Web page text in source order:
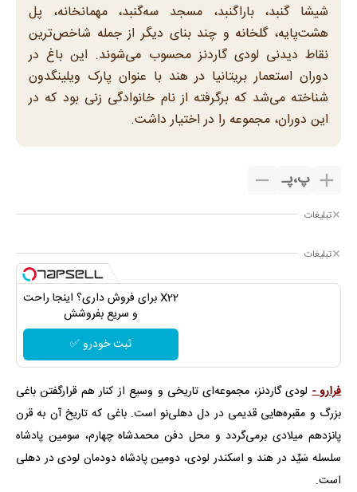
شیشا گنبد، باراگنبد، مسجد سه‌گنبد، مهمانخانه، پل
هشت‌پایه، گلخانه و چند بنای دیگر از جمله شاخص‌ترین
نقاط دیدنی لودی گاردنز محسوب می‌شوند. این باغ در
دوران استعمار بریتانیا در هند با عنوان پارک ویلینگدون
شناخته می‌شد که برگرفته از نام خانوادگی زنی بود که در
این دوران، مجموعه را در اختیار داشت.
پ،پـ
تبلیغات
تبلیغات
X22 برای فروش داری؟ اینجا راحت
و سریع بفروشش
ثبت خودرو ✅
فرارو -لودی گاردنز، مجموعه‌ای تاریخی و وسیع از کنار هم قرارگفتن باغی
بزرگ و مقبره‌هایی قدیمی در دل دهلی‌نو است. باغی که تاریخ آن به قرن
پانزدهم میلادی برمی‌گردد و محل دفن محمدشاه چهارم، سومین پادشاه
سلسله سَیِّد در هند و اسکندر لودی، دومین پادشاه دودمان لودی در دهلی
است.